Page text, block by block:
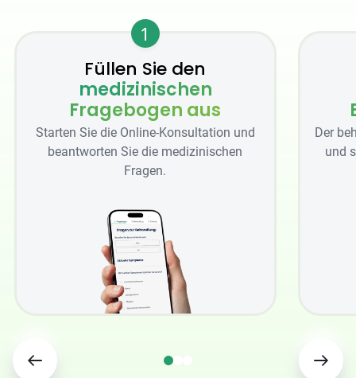
1
Füllen Sie den
medizinischen
Fragebogen aus
Starten Sie die Online-Konsultation und
beantworten Sie die medizinischen
Fragen.
Der
und